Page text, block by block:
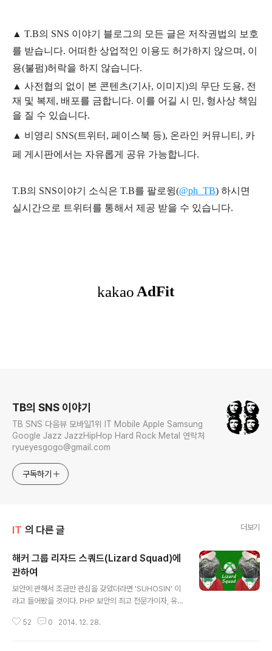
▲ T.B의 SNS 이야기 블 로그의 모든 글은 저작권법의 보호
를 받습니다. 어떠한 상업적인 이용도 허가하지 않으며, 이
용(불펌)허락을 하지 않습니다.
▲ 사전협의 없이 본 콘텐츠(기사, 이미지)의 무단 도용, 전
재 및 복제, 배포를 금합니다. 이를 어길 시 민, 형사상 책임
을 질 수 있습니다.
▲ 비영리 SNS(트위터, 페이스북 등), 온라인 커뮤니티, 카
페 게시판에서는 자유롭게 공유 가능합니다.
T.B의 SNS이야기 소식은 T.B를 팔로윙(@ph_TB) 하시면
실시간으로 트위터를 통해서 제공 받을 수 있습니다.
TB의 SNS 이야기
TB SNS 다음뷰 모바일1위 IT Mobile Apple Samsung
Google Jazz JazzHipHop Hard Rock Metal 연락처
ryueyesgogo@gmail.com
구독하기
IT 의 다른 글 더보기
해커 그룹 리자드 스쿼드(Lizard Squad)에
관하여
보안에 관해서 조금만 관심을 갖았더라면 'SUHOSIN' 이
라고 들어봤을 것이다. PHP 보안의 최고 전문가이자, 유명
발표, 수호신 네이밍도 한국의 사천왕에서 유례)가 RT 를
52 0 2014. 12. 28.